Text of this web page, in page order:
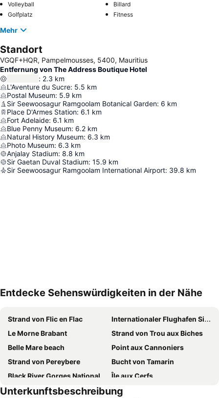
Volleyball
Billard
Golfplatz
Fitness
Mehr
Standort
VGQF+HQR, Pampelmousses, 5400, Mauritius
Entfernung von The Address Boutique Hotel
: 2.3 km
L'Aventure du Sucre: 5.5 km
Postal Museum: 5.9 km
Sir Seewoosagur Ramgoolam Botanical Garden: 6 km
Place D'Armes Station: 6.1 km
Fort Adelaide: 6.1 km
Blue Penny Museum: 6.2 km
Natural History Museum: 6.3 km
Photo Museum: 6.3 km
Anjalay Stadium: 8.8 km
Sir Gaetan Duval Stadium: 15.9 km
Sir Seewoosagur Ramgoolam International Airport: 39.8 km
Entdecke Sehenswürdigkeiten in der Nähe
Strand von Flic en Flac
Internationaler Flughafen Sir Seewoosagur Ramgoolam
Le Morne Brabant
Strand von Trou aux Biches
Belle Mare beach
Point aux Cannoniers
Strand von Pereybere
Bucht von Tamarin
Black River Gorges National Park
Île aux Cerfs
Pamplemousses
Mont Choisy
Unterkunftsbeschreibung